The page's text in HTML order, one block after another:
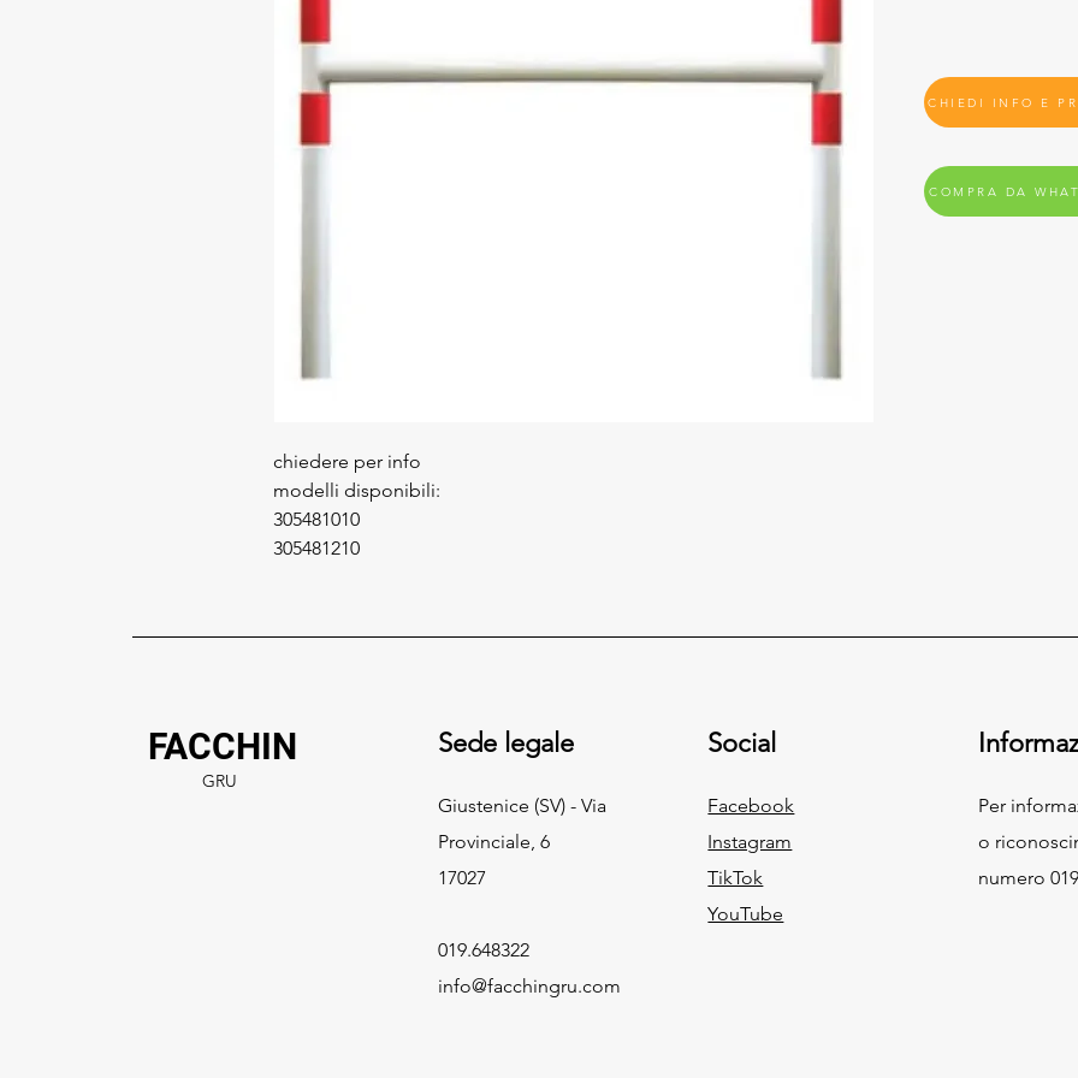
chiedere per info
modelli disponibili:
305481010
305481210
CHIEDI INFO E
COMPRA DA
FACCHIN
GRU
Sede legale
Giustenice (SV) - Via
Provinciale, 6
17027
019.648322
info@facchingru.com
Social
Facebook
Instagram
TikTok
YouTube
Per
o
numero